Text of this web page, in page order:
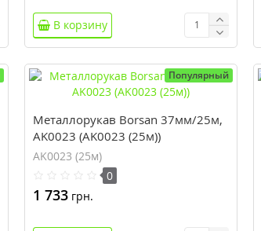
В корзину
Популярный
Металлорукав Borsan 37мм/25м,
AK0023 (AK0023 (25м))
AK0023 (25м)
0
1 733грн.